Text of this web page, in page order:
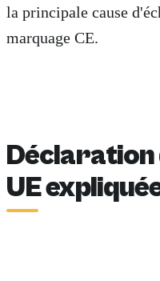
la principale cause
marquage CE.
UE